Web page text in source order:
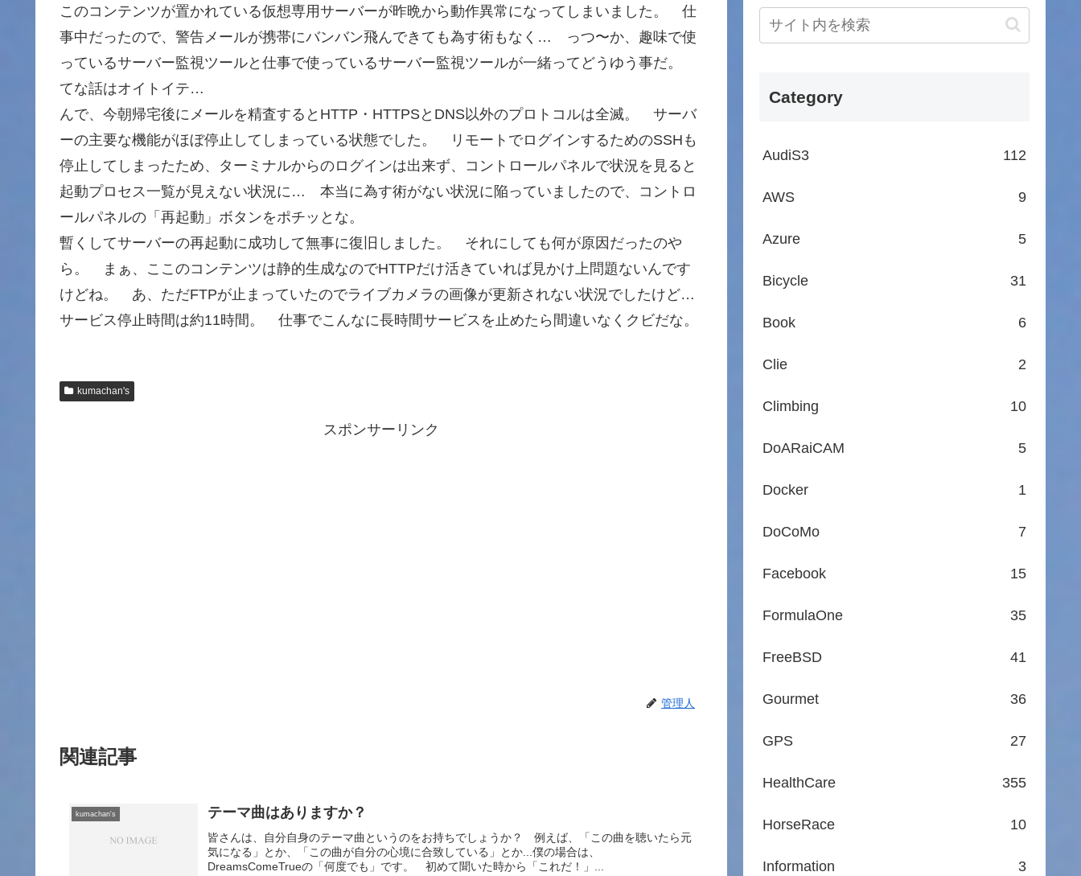
このコンテンツが置かれている仮想専用サーバーが昨晩から動作異常になってしまいました。 仕
事中だったので、警告メールが携帯にバンバン飛んできても為す術もなく… っつ〜か、趣味で使
っているサーバー監視ツールと仕事で使っているサーバー監視ツールが一緒ってどうゆう事だ。
てな話はオイトイテ…
んで、今朝帰宅後にメールを精査するとHTTP・HTTPSとDNS以外のプロトコルは全滅。 サーバ
ーの主要な機能がほぼ停止してしまっている状態でした。 リモートでログインするためのSSHも
停止してしまったため、ターミナルからのログインは出来ず、コントロールパネルで状況を見ると
起動プロセス一覧が見えない状況に… 本当に為す術がない状況に陥っていましたので、コントロ
ールパネルの「再起動」ボタンをポチッとな。
暫くしてサーバーの再起動に成功して無事に復旧しました。 それにしても何が原因だったのや
ら。 まぁ、ここのコンテンツは静的生成なのでHTTPだけ活きていれば見かけ上問題ないんです
けどね。 あ、ただFTPが止まっていたのでライブカメラの画像が更新されない状況でしたけど…
サービス停止時間は約11時間。 仕事でこんなに長時間サービスを止めたら間違いなくクビだな。
kumachan's
スポンサーリンク
管理人
関連記事
kumachan's テーマ曲はありますか？
皆さんは、自分自身のテーマ曲というのをお持ちでしょうか？ 例えば、「この曲を聴いたら元
気になる」とか、「この曲が自分の心境に合致している」とか...僕の場合は、
DreamsComeTrueの「何度でも」です。 初めて聞いた時から「これだ！」...
Category
AudiS3 112
AWS 9
Azure 5
Bicycle 31
Book 6
Clie 2
Climbing 10
DoARaiCAM 5
Docker 1
DoCoMo 7
Facebook 15
FormulaOne 35
FreeBSD 41
Gourmet 36
GPS 27
HealthCare 355
HorseRace 10
Information 3